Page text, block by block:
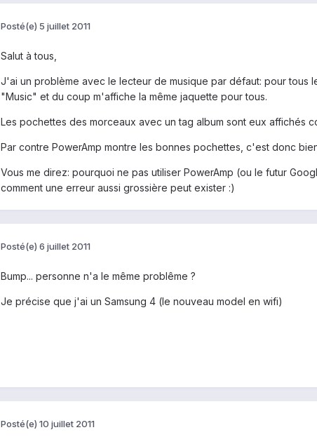
Posté(e) 5 juillet 2011
Salut à tous,
J'ai un problème avec le lecteur de musique par défaut: pour
"Music" et du coup m'affiche la même jaquette pour tous.
Les pochettes des morceaux avec un tag album sont eux affichés
Par contre PowerAmp montre les bonnes pochettes, c'est donc
Vous me direz: pourquoi ne pas utiliser PowerAmp (ou le futur
comment une erreur aussi grossière peut exister :)
Posté(e) 6 juillet 2011
Bump... personne n'a le même problême ?
Je précise que j'ai un Samsung 4 (le nouveau model en wifi)
Posté(e) 10 juillet 2011